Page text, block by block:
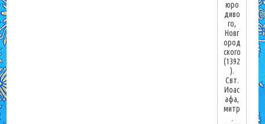
юро
диво
го,
Новг
ород
ского
(1392
).
Свт.
Иоас
афа,
митр
.